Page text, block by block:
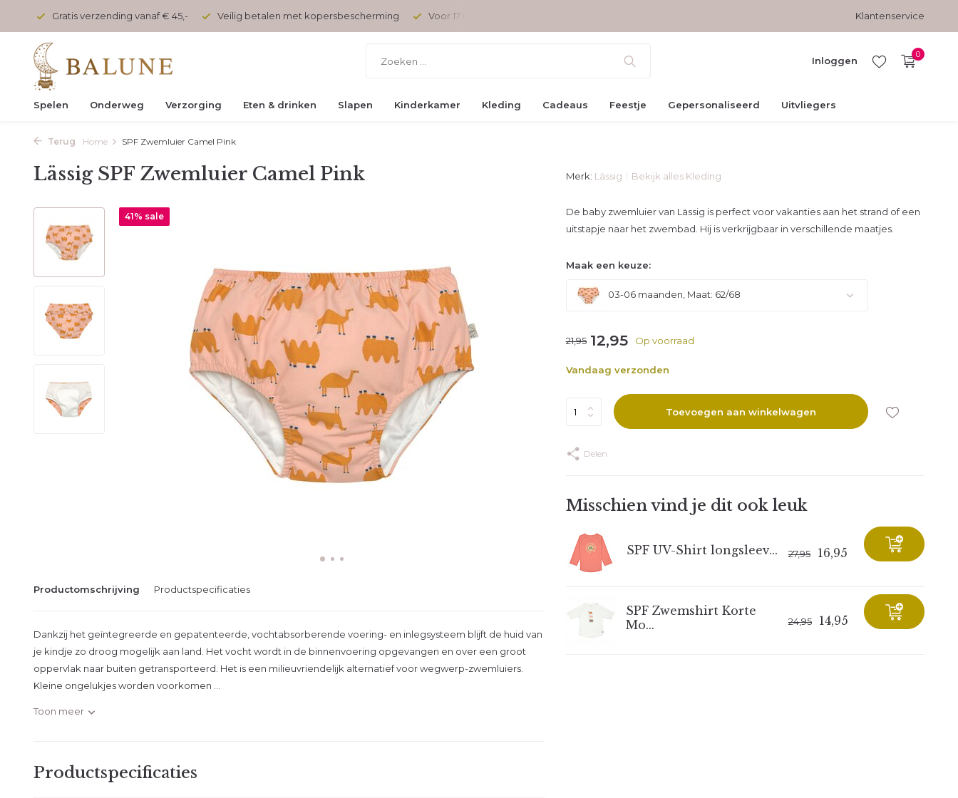
Gratis verzending vanaf € 45,- Veilig betalen met kopersbescherming Voor 17 uur besteld, vandaag verzonden Veilig betalen met
Klantenservice
Inloggen
0
Spelen Onderweg Verzorging Eten & drinken Slapen Kinderkamer Kleding Cadeaus Feestje Gepersonaliseerd Uitvliegers
Terug Home SPF Zwemluier Camel Pink
Lässig SPF Zwemluier Camel Pink
41% sale
Productomschrijving Productspecificaties
Dankzij het geïntegreerde en gepatenteerde, vochtabsorberende voering- en inlegsysteem blijft de huid van
je kindje zo droog mogelijk aan land. Het vocht wordt in de binnenvoering opgevangen en over een groot
oppervlak naar buiten getransporteerd. Het is een milieuvriendelijk alternatief voor wegwerp-zwemluiers.
Kleine ongelukjes worden voorkomen ...
Toon meer
Productspecificaties
Merk: Lässig Bekijk alles Kleding
De baby zwemluier van Lässig is perfect voor vakanties aan het strand of een
uitstapje naar het zwembad. Hij is verkrijgbaar in verschillende maatjes.
Maak een keuze:
03-06 maanden, Maat: 62/68
21,95 12,95 Op voorraad
Vandaag verzonden
Toevoegen aan winkelwagen
Delen
Misschien vind je dit ook leuk
SPF UV-Shirt longsleev... 27,95 16,95
SPF Zwemshirt Korte
Mo...
24,95 14,95